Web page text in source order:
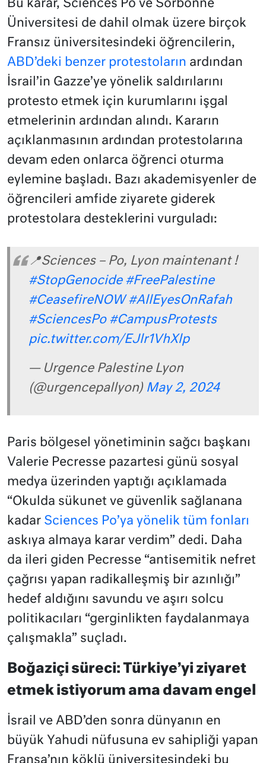
Bu karar, Sciences Po ve Sorbonne
Üniversitesi de dahil olmak üzere birçok
Fransız üniversitesindeki öğrencilerin,
ABD’deki benzer protestoların ardından
İsrail’in Gazze’ye yönelik saldırılarını
protesto etmek için kurumlarını işgal
etmelerinin ardından alındı. Kararın
açıklanmasının ardından protestolarına
devam eden onlarca öğrenci oturma
eylemine başladı. Bazı akademisyenler de
öğrencileri amfide ziyarete giderek
protestolara desteklerini vurguladı:
📍Sciences – Po, Lyon maintenant !
#StopGenocide #FreePalestine
#CeasefireNOW #AllEyesOnRafah
#SciencesPo #CampusProtests
pic.twitter.com/EJlr1VhXlp
— Urgence Palestine Lyon
(@urgencepallyon) May 2, 2024
Paris bölgesel yönetiminin sağcı başkanı
Valerie Pecresse pazartesi günü sosyal
medya üzerinden yaptığı açıklamada
“Okulda sükunet ve güvenlik sağlanana
kadar Sciences Po’ya yönelik tüm fonları
askıya almaya karar verdim” dedi. Daha
da ileri giden Pecresse “antisemitik nefret
çağrısı yapan radikalleşmiş bir azınlığı”
hedef aldığını savundu ve aşırı solcu
politikacıları “gerginlikten faydalanmaya
çalışmakla” suçladı.
Boğaziçi süreci: Türkiye’yi ziyaret
etmek istiyorum ama davam engel
İsrail ve ABD’den sonra dünyanın en
büyük Yahudi nüfusuna ev sahipliği yapan
Fransa’nın köklü üniversitesindeki bu